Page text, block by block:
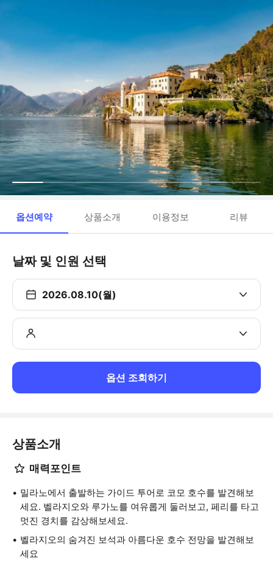
옵션예약 상품소개 이용정보 리뷰
날짜 및 인원 선택
2026.08.10(월)
옵션 조회하기
상품소개
매력포인트
밀라노에서 출발하는 가이드 투어로 코모 호수를 발견해보
세요. 벨라지오와 루가노를 여유롭게 둘러보고, 페리를 타고
멋진 경치를 감상해보세요.
벨라지오의 숨겨진 보석과 아름다운 호수 전망을 발견해보
세요